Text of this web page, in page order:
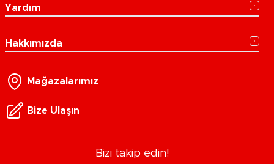
Yardım
Hakkımızda
Mağazalarımız
Bize Ulaşın
Bizi takip edin!